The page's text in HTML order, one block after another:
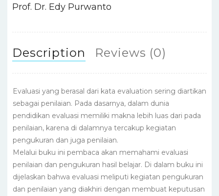
o
p
Prof. Dr. Edy Purwanto
Description Reviews (0)
Evaluasi yang berasal dari kata evaluation sering diartikan
sebagai penilaian. Pada dasarnya, dalam dunia
pendidikan evaluasi memiliki makna lebih luas dari pada
penilaian, karena di dalamnya tercakup kegiatan
pengukuran dan juga penilaian.
Melalui buku ini pembaca akan memahami evaluasi
penilaian dan pengukuran hasil belajar. Di dalam buku ini
dijelaskan bahwa evaluasi meliputi kegiatan pengukuran
dan penilaian yang diakhiri dengan membuat keputusan